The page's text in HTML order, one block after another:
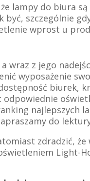
lampy do biura
być, szczególnie
wprost u
wraz z jego
wyposażenie
biurek,
najlepszych
do
zdradzić,
Light-